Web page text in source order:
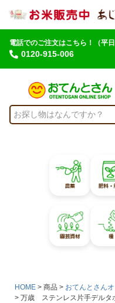
電話でのご注文はこちら！
0120-915-006
（平
HOME 商品 おてんとさん
万歳 ステンレス片手デル